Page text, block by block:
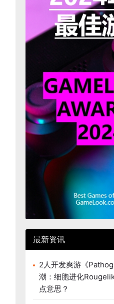
最新资讯
2人开发爽游《
潮：细胞进化
点意思？